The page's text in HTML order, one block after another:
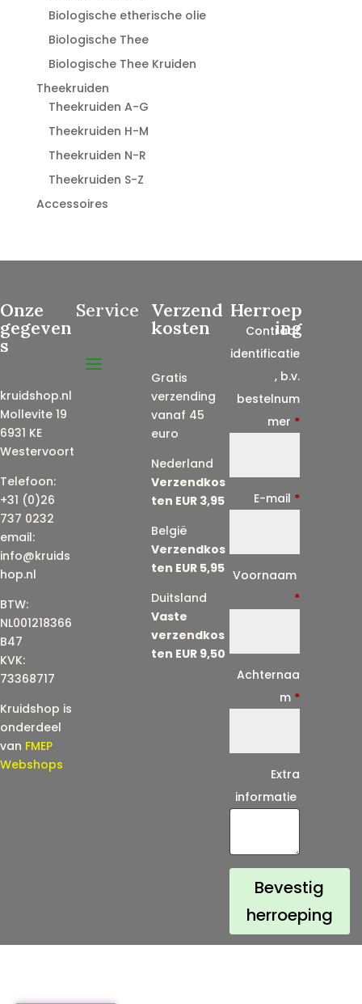
Biologische etherische olie
Biologische Thee
Biologische Thee Kruiden
Theekruiden
Theekruiden A-G
Theekruiden H-M
Theekruiden N-R
Theekruiden S-Z
Accessoires
Onze
gegeven
s
kruidshop.nl
Mollevite 19
6931 KE
Westervoort
Telefoon:
+31 (0)26
737 0232
email:
info@kruids
hop.nl
BTW:
NL001218366
B47
KVK:
73368717
Kruidshop is
onderdeel
van FMEP
Webshops
Service Verzend
kosten
Gratis
verzending
vanaf 45
euro
Nederland
Verzendkos
ten EUR 3,95
België
Verzendkos
ten EUR 5,95
Duitsland
Vaste
verzendkos
ten EUR 9,50
Herroep
ing
Contract
identificatie
, b.v.
bestelnum
mer *
E-mail *
l
)
*
Voornaam
*
Achternaa
m *
Extra
informatie
Bevestig
herroeping